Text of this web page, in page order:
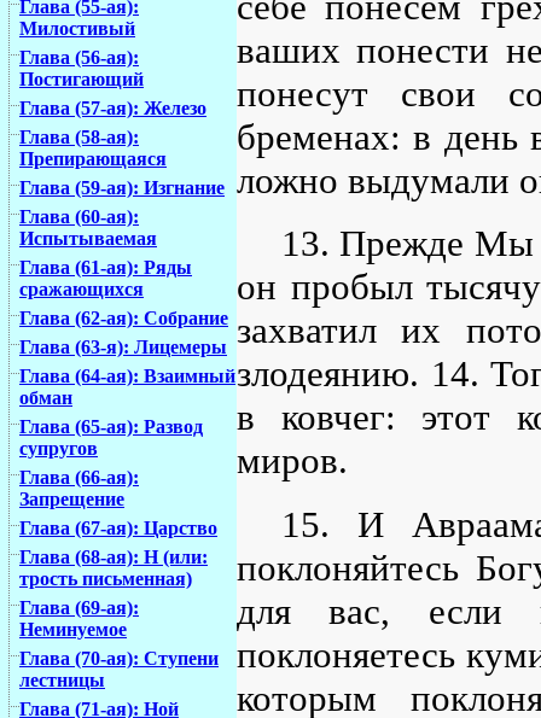
Глава (55-ая):
Милостивый
Глава (56-ая):
Постигающий
Глава (57-ая): Железо
Глава (58-ая):
Препирающаяся
Глава (59-ая): Изгнание
Глава (60-ая):
Испытываемая
Глава (61-ая): Ряды
сражающихся
Глава (62-ая): Собрание
Глава (63-я): Лицемеры
Глава (64-ая): Взаимный
обман
Глава (65-ая): Развод
супругов
Глава (66-ая):
Запрещение
Глава (67-ая): Царство
Глава (68-ая): Н (или:
трость письменная)
Глава (69-ая):
Неминуемое
Глава (70-ая): Ступени
лестницы
Глава (71-ая): Ной
ваших понести
понесут свои
бременах: в день
ложно выдумали
13. Прежде Мы
он пробыл
захватил их
злодеянию. 14.
в ковчег: этот
миров.
15. И
поклоняйтесь
для вас, если
поклоняетесь
которым